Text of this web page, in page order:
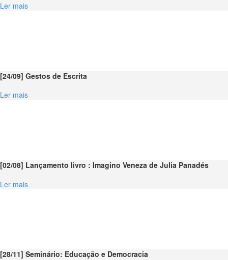
Ler mais
[24/09] Gestos de Escrita
Ler mais
[02/08] Lançamento livro : Imagino Veneza de Julia Panadés
Ler mais
[28/11] Seminário: Educação e Democracia